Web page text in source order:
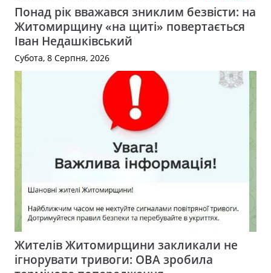
Понад рік вважався зниклим безвісти: на
Житомирщину «на щиті» повертається
Іван Недашківський
Субота, 8 Серпня, 2026
Жителів Житомирщини закликали не
ігнорувати тривоги: ОВА зробила